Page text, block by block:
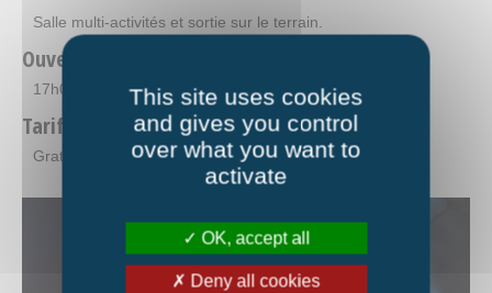
Salle multi-activités et sortie sur le terrain.
Ouverture
17h00-22h00
Tarifs
Gratuit - Avec adhésion.
This site uses cookies
and gives you control
over what you want to
activate
OK, accept all
Deny all cookies